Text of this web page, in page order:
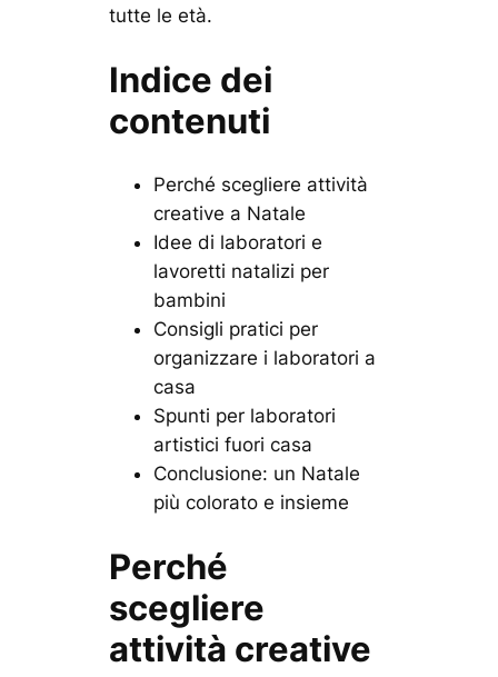
tutte le età.
Indice dei
contenuti
Perché scegliere attività
creative a Natale
Idee di laboratori e
lavoretti natalizi per
bambini
Consigli pratici per
organizzare i laboratori a
casa
Spunti per laboratori
artistici fuori casa
Conclusione: un Natale
più colorato e insieme
Perché
scegliere
attività creative